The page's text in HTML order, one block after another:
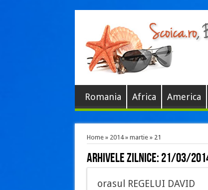
Romania Africa America
Home» 2014» martie» 21
Arhivele zilnice:21/03/
orasul REGELUI DAVID